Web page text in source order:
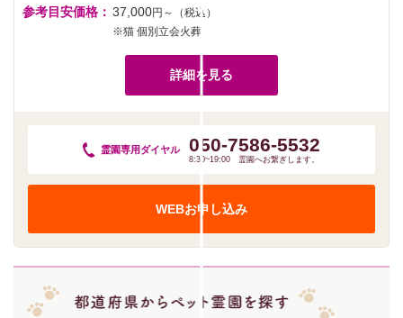
参考目安価格： 37,000円～（税込）
※猫 個別立会火葬
詳細を見る
霊園専用 ダイヤル 050-7586-5532
8:30~19:00 霊園へお繋ぎします。
WEBお申し込み